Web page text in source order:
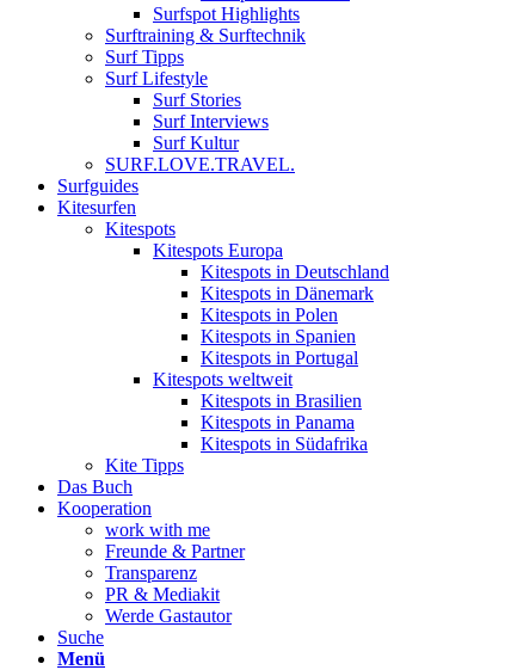
Surfspot Highlights
Surftraining & Surftechnik
Surf Tipps
Surf Lifestyle
Surf Stories
Surf Interviews
Surf Kultur
SURF.LOVE.TRAVEL.
Surfguides
Kitesurfen
Kitespots
Kitespots Europa
Kitespots in Deutschland
Kitespots in Dänemark
Kitespots in Polen
Kitespots in Spanien
Kitespots in Portugal
Kitespots weltweit
Kitespots in Brasilien
Kitespots in Panama
Kitespots in Südafrika
Kite Tipps
Das Buch
Kooperation
work with me
Freunde & Partner
Transparenz
PR & Mediakit
Werde Gastautor
Suche
Menü